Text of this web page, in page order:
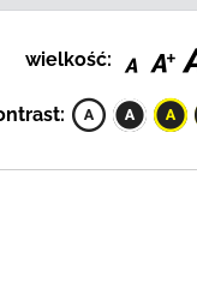
wielkość: